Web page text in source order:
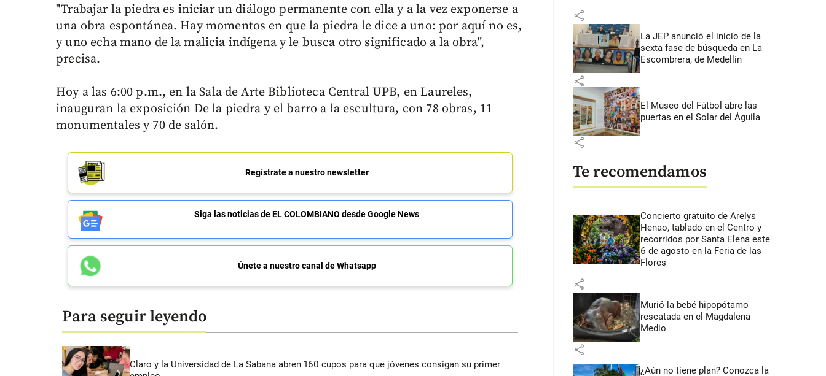
"Trabajar la piedra es iniciar un diálogo permanente con ella y a la vez exponerse a
una obra espontánea. Hay momentos en que la piedra le dice a uno: por aquí no es,
y uno echa mano de la malicia indígena y le busca otro significado a la obra",
precisa.
Hoy a las 6:00 p.m., en la Sala de Arte Biblioteca Central UPB, en Laureles,
inauguran la exposición De la piedra y el barro a la escultura, con 78 obras, 11
monumentales y 70 de salón.
Regístrate a nuestro newsletter
Siga las noticias de EL COLOMBIANO desde Google News
Únete a nuestro canal de Whatsapp
Para seguir leyendo
Claro y la Universidad de La Sabana abren 160 cupos para que jóvenes consigan su primer
share
La JEP anunció el inicio de la
sexta fase de búsqueda en La
Escombrera, de Medellín
share
El Museo del Fútbol abre las
puertas en el Solar del Águila
share
Te recomendamos
Concierto gratuito de Arelys
Henao, tablado en el Centro y
recorridos por Santa Elena este
6 de agosto en la Feria de las
Flores
share
Murió la bebé hipopótamo
rescatada en el Magdalena
Medio
share
¿Aún no tiene plan? Conozca la